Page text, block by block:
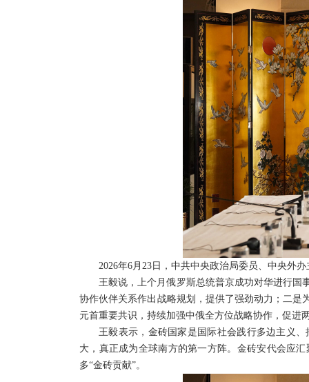
2026年6月23日，中共中央政治局委员、中央外
王毅说，上个月俄罗斯总统普京成功对华进行国
协作伙伴关系作出战略规划，提供了强劲动力；二
元首重要共识，持续加强中俄全方位战略协作，促进
王毅表示，金砖国家是国际社会践行多边主义
大，真正成为全球南方的第一方阵。金砖安代会应
多“金砖贡献”。